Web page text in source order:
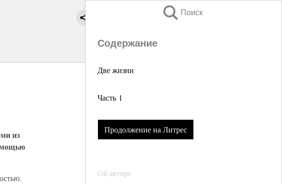
Поиск
Содержание
Две жизни
Часть 1
Продолжение на Литрес
Об авторе
из